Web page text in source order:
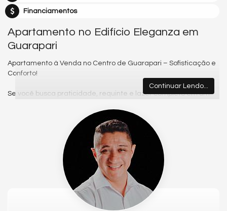
Financiamentos
Apartamento no Edifício Eleganza em
Guarapari
Apartamento à Venda no Centro de Guarapari – Sofisticação e
Conforto!
Se você busca praticidade, requinte e lazer completo em um
Pronto para morar, mobiliado e decorado com muito bom gosto!
Agende sua visita!!
Apartamento à Venda no Centro de Guarapari – Sofisticação e
Se você busca praticidade, requinte e lazer completo em um dos
endereços mais valorizados da cidade, este apartamento é a
Pronto para morar, mobiliado e decorado com muito bom gosto!
Continuar Lendo...